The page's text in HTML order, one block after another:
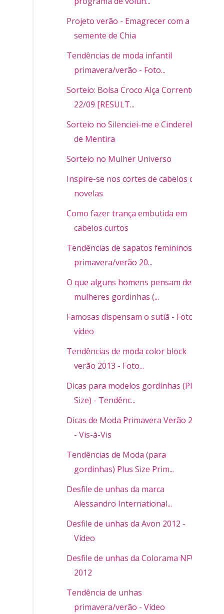
Projeto verão - Emagrecer com a
semente de Chia
Tendências de moda infantil
primavera/verão - Foto...
Sorteio: Bolsa Croco Alça Corrente -
22/09 [RESULT...
Sorteio no Silenciei-me e Cinderela
de Mentira
Sorteio no Mulher Universo
Inspire-se nos cortes de cabelos de
novelas
Como fazer trança embutida em
cabelos curtos
Tendências de sapatos femininos
primavera/verão 20...
O que alguns homens pensam de
mulheres gordinhas (...
Famosas dispensam o sutiã - Fotos e
vídeo
Tendências de moda color block
verão 2013 - Foto...
Dicas para modelos gordinhas (Plus
Size) - Tendênc...
Dicas de Moda Primavera Verão 2013
- Vis-à-Vis
Tendências de Moda (para
gordinhas) Plus Size Prim...
Desfile de unhas da marca
Alessandro International...
Desfile de unhas da Avon 2012 -
Vídeo
Desfile de unhas da Colorama NFW
2012
Tendência de unhas
primavera/verão - Vídeo